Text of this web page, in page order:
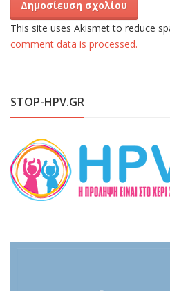
This site uses Akismet to reduce
comment data is processed.
STOP-HPV.GR